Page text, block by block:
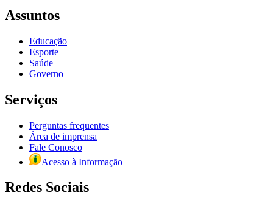
Assuntos
Educação
Esporte
Saúde
Governo
Serviços
Perguntas frequentes
Área de imprensa
Fale Conosco
Acesso à Informação
Redes Sociais